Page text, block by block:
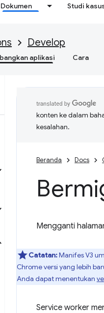
Dokumen Studi
Develop
aplikasi Cara
konten ke dalam
kesalahan.
Beranda Docs
Mengganti
Catatan:Manifes V3
Chrome versi yang lebih
Anda dapat menentukan
Service worker